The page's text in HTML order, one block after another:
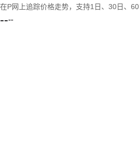
在P网上追踪价格走势，支持1日、30日、
----